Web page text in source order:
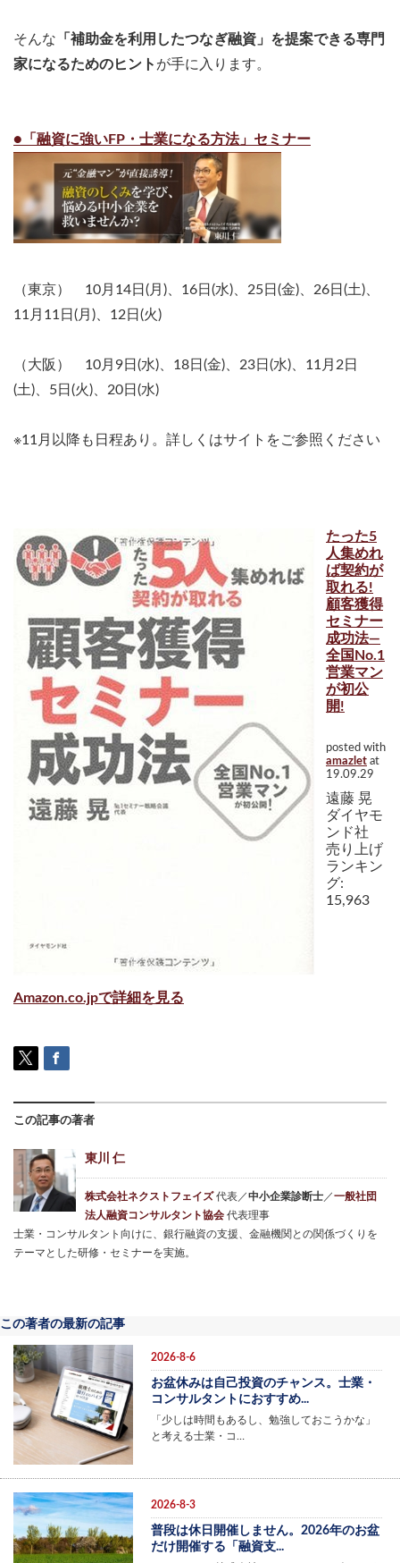
そんな 「補助金を利用したつなぎ融資」を提案できる専門
家になるためのヒント が手に入ります。
●「融資に強いFP・士業になる方法」セミナー
（東京） 10月14日(月)、16日(水)、25日(金)、26日(土)、
11月11日(月)、12日(火)
（大阪） 10月9日(水)、18日(金)、23日(水)、11月2日
(土)、5日(火)、20日(水)
※11月以降も日程あり。詳しくはサイトをご参照ください
たった5
人集めれ
ば契約が
取れる!
顧客獲得
セミナー
成功法―
全国No.1
営業マン
が初公
開!
posted with
amazlet at
19.09.29
遠藤 晃
ダイヤモ
ンド社
売り上げ
ランキン
グ:
15,963
Amazon.co.jpで詳細を見る
この記事の著者
東川 仁
株式会社ネクストフェイズ代表／中小企業診断士 ／一般社団
法人融資コンサルタント協会 代表理事
士業・コンサルタント向けに、銀行融資の支援、金融機関との関係づくりを
テーマとした研修・セミナーを実施。
この著者の最新の記事
2026-8-6
お盆休みは自己投資のチャンス。士業・
コンサルタントにおすすめ...
「少しは時間もあるし、勉強しておこうかな」
と考える士業・コ…
2026-8-3
普段は休日開催しません。2026年のお盆
だけ開催する「融資支...